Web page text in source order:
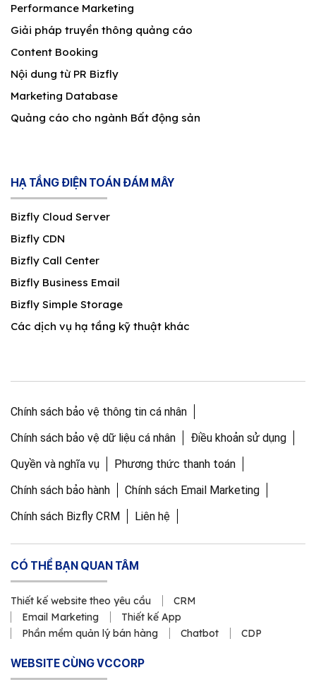
Performance Marketing
Giải pháp truyền thông quảng cáo
Content Booking
Nội dung từ PR Bizfly
Marketing Database
Quảng cáo cho ngành Bất động sản
HẠ TẦNG ĐIỆN TOÁN ĐÁM MÂY
Bizfly Cloud Server
Bizfly CDN
Bizfly Call Center
Bizfly Business Email
Bizfly Simple Storage
Các dịch vụ hạ tầng kỹ thuật khác
Chính sách bảo vệ thông tin cá nhân
Chính sách bảo vệ dữ liệu cá nhân
Điều khoản sử dụng
Quyền và nghĩa vụ
Phương thức thanh toán
Chính sách bảo hành
Chính sách Email Marketing
Chính sách Bizfly CRM
Liên hệ
CÓ THỂ BẠN QUAN TÂM
Thiết kế website theo yêu cầu
CRM
Email Marketing
Thiết kế App
Phần mềm quản lý bán hàng
Chatbot CDP
WEBSITE CÙNG VCCORP